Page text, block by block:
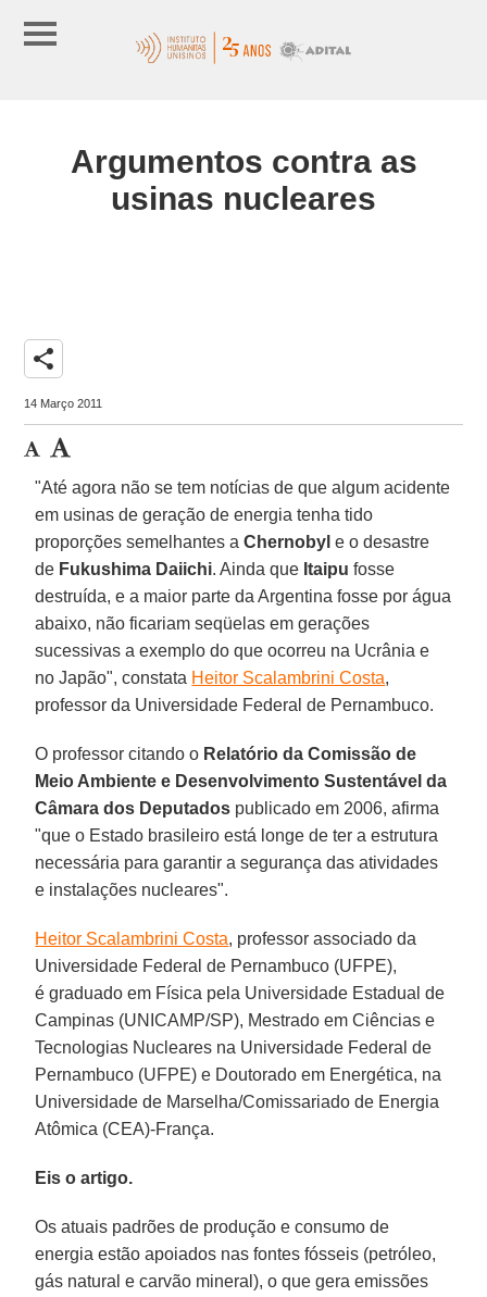
Argumentos contra as
usinas nucleares
share
14 Março 2011
"Até agora não se tem notícias de que algum acidente
em usinas de geração de energia tenha tido
proporções semelhantes aChernobyl e o desastre
de Fukushima Daiichi. Ainda que Itaipu fosse
destruída, e a maior parte da Argentina fosse por água
abaixo, não ficariam seqüelas em gerações
sucessivas a exemplo do que ocorreu na Ucrânia e
no Japão", constata Heitor Scalambrini Costa,
professor da Universidade Federal de Pernambuco.
O professor citando o Relatório da Comissão de
Meio Ambiente e Desenvolvimento Sustentável da
Câmara dos Deputados publicado em 2006, afirma
"que o Estado brasileiro está longe de ter a estrutura
necessária para garantir a segurança das atividades
e instalações nucleares".
Heitor Scalambrini Costa, professor associado da
Universidade Federal de Pernambuco (UFPE),
é graduado em Física pela Universidade Estadual de
Campinas (UNICAMP/SP), Mestrado em Ciências e
Tecnologias Nucleares na Universidade Federal de
Pernambuco (UFPE) e Doutorado em Energética, na
Universidade de Marselha/Comissariado de Energia
Atômica (CEA)-França.
Eis o artigo.
Os atuais padrões de produção e consumo de
energia estão apoiados nas fontes fósseis (petróleo,
gás natural e carvão mineral), o que gera emissões